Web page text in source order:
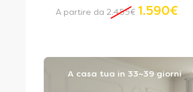
A partire da 2.455€ 1.590€
A casa tua in 33~39 giorni